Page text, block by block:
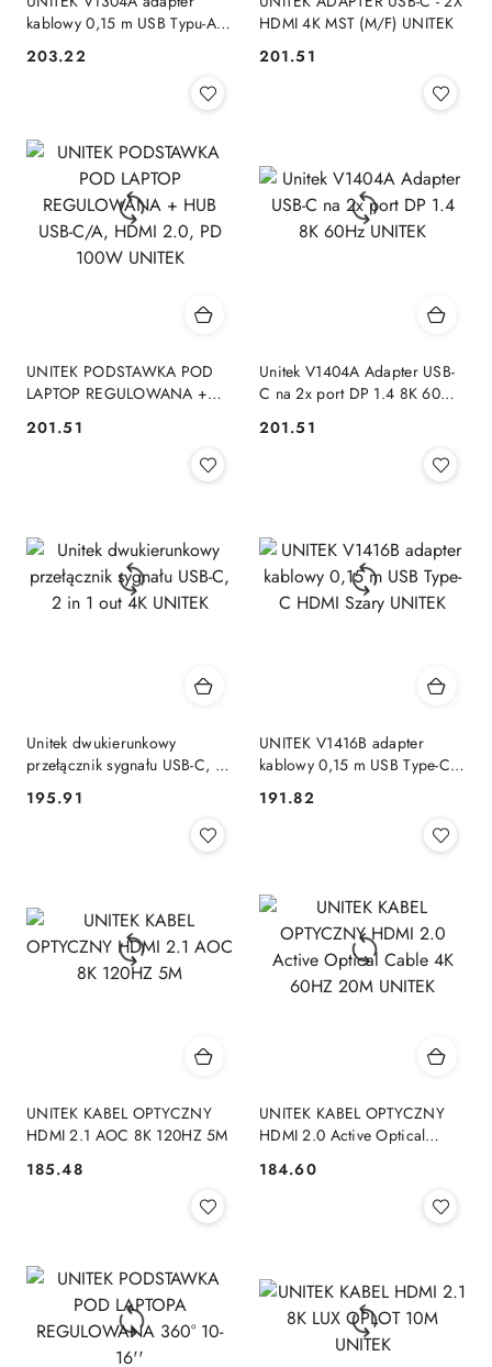
kablowy 0,15 m USB Typu-A
UNITEK
Cena:
203.22
HDMI 4K MST (M/F) UNITEK
Cena:
201.51
UNITEK PODSTAWKA POD
LAPTOP REGULOWANA +
100W UNITEK
Cena:
201.51
Unitek V1404A Adapter USB-
C na 2x port DP 1.4 8K 60Hz
Cena:
201.51
Unitek dwukierunkowy
przełącznik sygnału USB-C, 2
Cena:
195.91
UNITEK V1416B adapter
kablowy 0,15 m USB Type-C
Cena:
191.82
UNITEK KABEL OPTYCZNY
HDMI 2.1 AOC 8K 120HZ 5M
Cena:
185.48
UNITEK KABEL OPTYCZNY
HDMI 2.0 Active Optical
Cena:
184.60